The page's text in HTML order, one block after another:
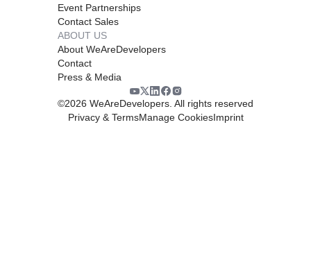
Event Partnerships
Contact Sales
ABOUT US
About WeAreDevelopers
Contact
Press & Media
©2026 WeAreDevelopers. All rights reserved
Privacy & TermsManage CookiesImprint